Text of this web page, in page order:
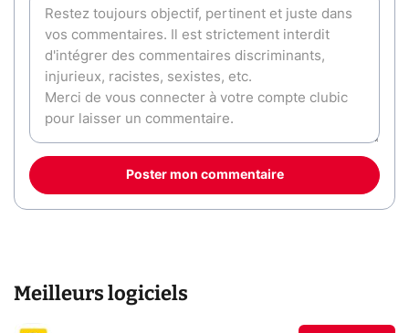
Poster mon commentaire
Meilleurs logiciels